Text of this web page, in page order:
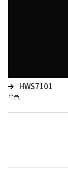
HWS7101
単色